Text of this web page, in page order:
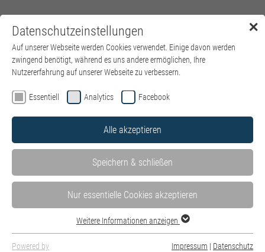
Menü
Symposium Suizidprävention | zum Welttag der Suizidprävention
10. September 2026, 14 – 17 Uhr | Wasserschloss Taufkirchen
✕
Datenschutzeinstellungen
Auf unserer Webseite werden Cookies verwendet. Einige davon werden
zwingend benötigt, während es uns andere ermöglichen, Ihre
Nutzererfahrung auf unserer Webseite zu verbessern.
Essentiell Analytics Facebook
Alle akzeptieren
Speichern & schließen
Nur essentielle Cookies akzeptieren
Weitere Informationen anzeigen
Powered by
Impressum | Datenschutz